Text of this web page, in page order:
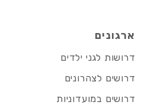
ארגונים
דרושות לגני ילדים
דרושים לצהרונים
דרושים במועדוניות